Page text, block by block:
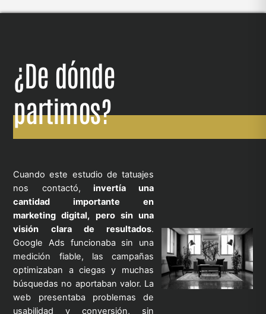
¿De dónde
partimos?
Cuando este estudio de tatuajes
nos contactó, invertía una
cantidad importante en
marketing digital, pero sin una
visión clara de resultados.
Google Ads funcionaba sin una
medición fiable, las campañas
optimizaban a ciegas y muchas
búsquedas no aportaban valor. La
web presentaba problemas de
usabilidad y conversión, sin